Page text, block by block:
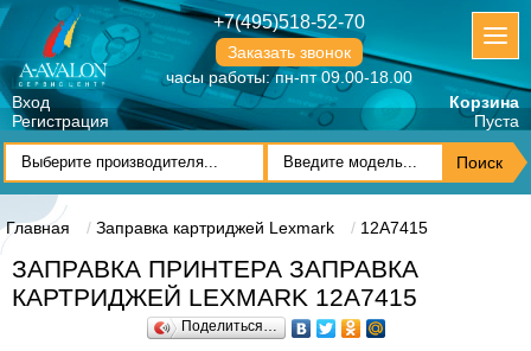
+7(495)518-52-70
Заказать звонок
часы работы: пн-пт 09.00-18.00
Вход
Регистрация
Корзина
Пуста
Главная Заправка картриджей Lexmark 12A7415
ЗАПРАВКА ПРИНТЕРА ЗАПРАВКА
КАРТРИДЖЕЙ LEXMARK 12A7415
Поделиться…